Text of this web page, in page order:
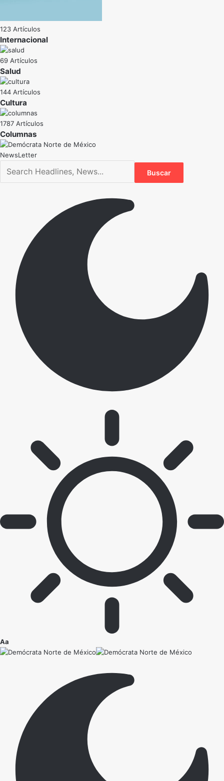
123 Artículos
Internacional
69 Artículos
Salud
144 Artículos
Cultura
1787 Artículos
NewsLetter
Ajustador
de
Aa